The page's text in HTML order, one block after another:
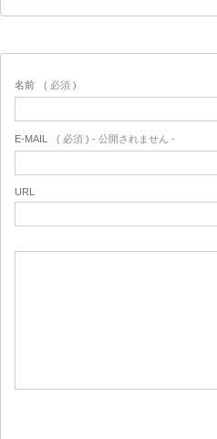
名前 ( 必須 )
E-MAIL ( 必須 ) - 公開されません -
URL